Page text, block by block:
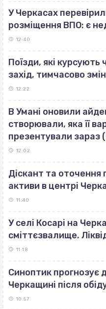
У Черкасах
розміщення ВПО: є
12:40
Поїзди, які
захід, тимчасово
12:22
В Умані оновили
створювали, яка її
презентували
12:02
Діскант та оточення
активи в центрі
11:40
У селі Косарі на
сміттєзвалище.
11:18
Синоптик прогнозує
Черкащині після
10:57